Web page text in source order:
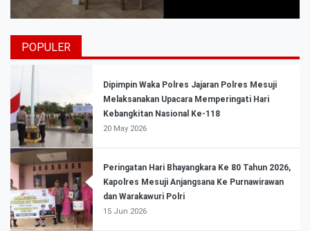
POPULER
Dipimpin Waka Polres Jajaran Polres Mesuji
Melaksanakan Upacara Memperingati Hari
Kebangkitan Nasional Ke-118
20 May 2026
Peringatan Hari Bhayangkara Ke 80 Tahun 2026,
Kapolres Mesuji Anjangsana Ke Purnawirawan
dan Warakawuri Polri
15 Jun 2026